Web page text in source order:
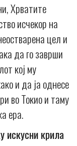
Хрватите
исчекор на
цел и
да го заврши
кој му
и да ја однесе
во Токио и таму
ера.
искусни крила